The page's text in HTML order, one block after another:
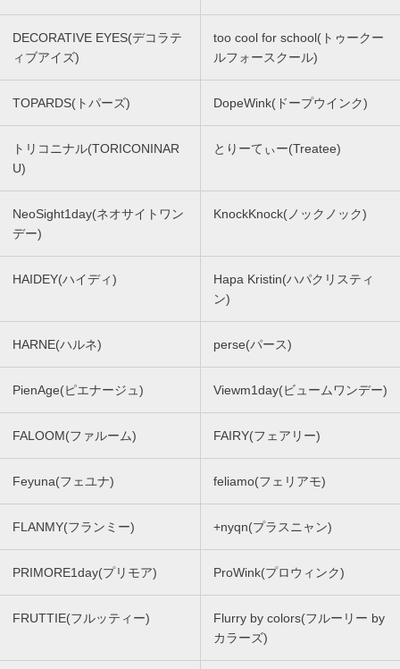
DECORATIVE EYES(デコラテ
ィブアイズ)
too cool for school(トゥークー
ルフォースクール)
TOPARDS(トパーズ) DopeWink(ドープウインク)
トリコニナル(TORICONINAR
U)
とりーてぃー(Treatee)
NeoSight1day(ネオサイトワン
デー)
KnockKnock(ノックノック)
HAIDEY(ハイディ)
Hapa Kristin(ハパクリスティ
ン)
HARNE(ハルネ) perse(パース)
PienAge(ピエナージュ) Viewm1day(ビュームワンデー)
FALOOM(ファルーム) FAIRY(フェアリー)
Feyuna(フェユナ) feliamo(フェリアモ)
FLANMY(フランミー) +nyqn(プラスニャン)
PRIMORE1day(プリモア) ProWink(プロウィンク)
FRUTTIE(フルッティー)
Flurry by colors(フルーリー by
カラーズ)